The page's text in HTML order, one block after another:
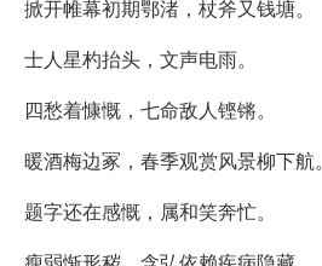
掀开帷幕初期鄂渚，杖斧又钱塘。
士人星杓抬头，文声电雨。
四愁着慷慨，七命敌人铿锵。
暖酒梅边冢，春季观赏风景柳下航。
题字还在感慨，属和笑奔忙。